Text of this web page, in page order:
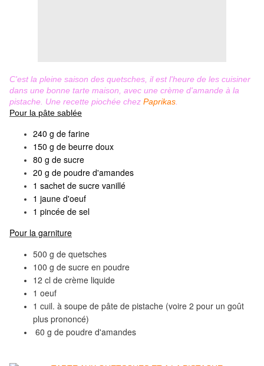
C'est la pleine saison des quetsches, il est l'heure de les cuisiner
dans une bonne tarte maison, avec une crème d'amande à la
pistache. Une recette piochée chez Paprikas
Pour la pâte sablée
240 g de farine
150 g de beurre doux
80 g de sucre
20 g de poudre d'amandes
1 sachet de sucre vanillé
1 jaune d'oeuf
1 pincée de sel
Pour la garniture
500 g de quetsches
100 g de sucre en poudre
12 cl de crème liquide
1 oeuf
1 cuil. à soupe de pâte de pistache (voire 2 pour un goût
plus prononcé)
60 g de poudre d'amandes